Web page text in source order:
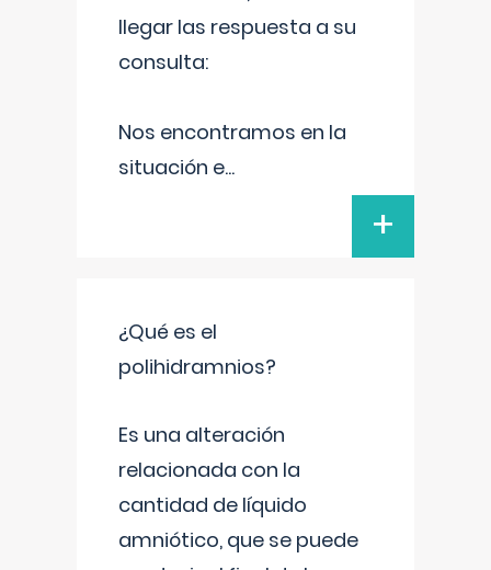
llegar las respuesta a su
consulta:
Nos encontramos en la
situación e...
+
¿Qué es el
polihidramnios?
Es una alteración
relacionada con la
cantidad de líquido
amniótico, que se puede